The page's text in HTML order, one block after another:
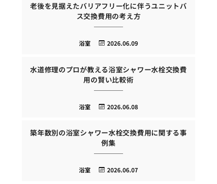
老後を見据えたバリアフリー化に伴うユニットバ
ス交換費用の考え方
2026.06.09
浴室
水道修理のプロが教える浴室シャワー水栓交換費
用の賢い比較術
2026.06.08
浴室
築年数別の浴室シャワー水栓交換費用に関する事
例集
2026.06.07
浴室